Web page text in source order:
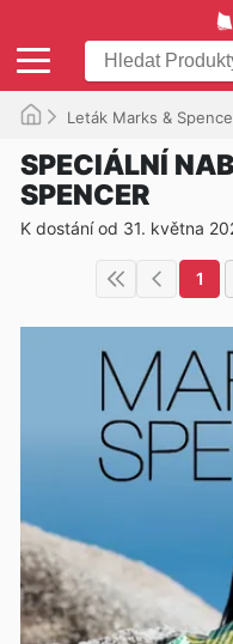
Leták Marks &
SPECIÁLNÍ
SPENCER
K dostání od 31. května
1